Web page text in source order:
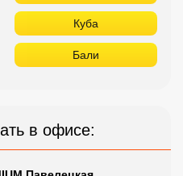
Куба
Бали
в офисе: